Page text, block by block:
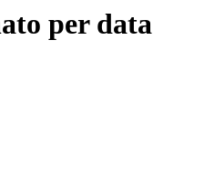
per data